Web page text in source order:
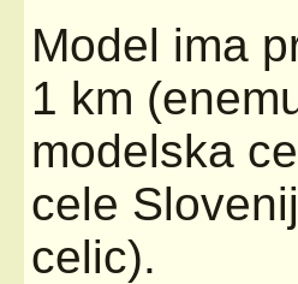
Model ima
1 km
modelska
cele
celic).